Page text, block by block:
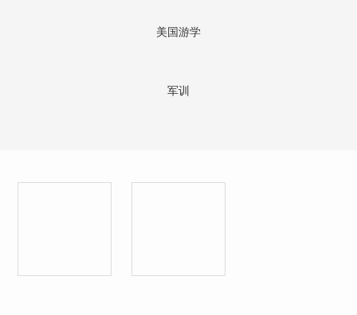
美国游学
军训